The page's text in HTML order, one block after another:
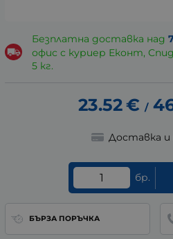
Безплатна доставка над
офис с куриер Еконт,
5 кг.
23.52€ /
Доставка
бр.
БЪРЗА ПОРЪЧКА